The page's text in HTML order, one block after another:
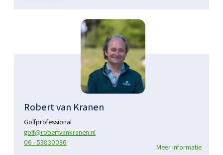
Robert van Kranen
Golfprofessional
golf@robertvankranen.nl
06 - 53830036
Meer informatie